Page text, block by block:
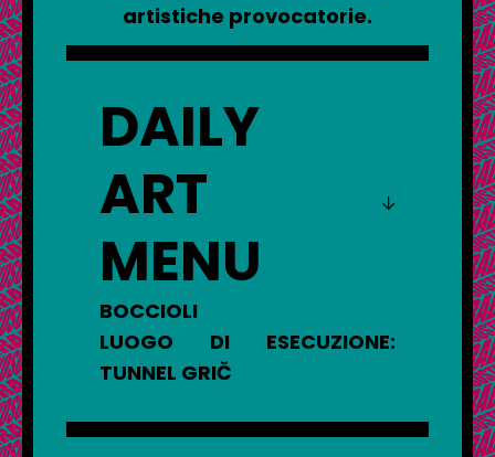
artistiche provocatorie.
DAILY
ART
MENU
BOCCIOLI
LUOGO DI ESECUZIONE:
TUNNEL GRIČ